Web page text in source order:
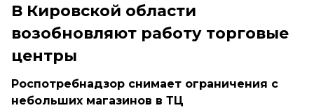
В Кировской области
возобновляют работу торговые
центры
Роспотребнадзор снимает ограничения с
небольших магазинов в ТЦ